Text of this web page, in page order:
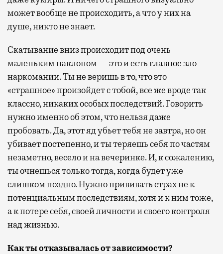
может вообще не происходить, а что у них на
душе, никто не знает.
Скатывание вниз происходит под очень
маленьким наклоном — это и есть главное зло
наркомании. Ты не веришь в то, что это
«страшное» произойдет с тобой, все же вроде так
классно, никаких особых последствий. Говорить
нужно именно об этом, что нельзя даже
пробовать. Да, этот яд убьет тебя не завтра, но он
убивает постепенно, и ты теряешь себя по частям
незаметно, весело и на вечеринке. И, к сожалению,
ты очнешься только тогда, когда будет уже
слишком поздно. Нужно прививать страх не к
потенциальным последствиям, хотя и к ним тоже,
а к потере себя, своей личности и своего контроля
над жизнью.
Как ты отказывалась от зависимости?